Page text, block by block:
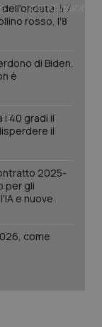
il 7
rosso, l'8
di Biden.
è
i 40 gradi il
il
2025-
per gli
e nuove
come